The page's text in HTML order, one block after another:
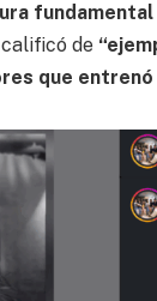
de
que